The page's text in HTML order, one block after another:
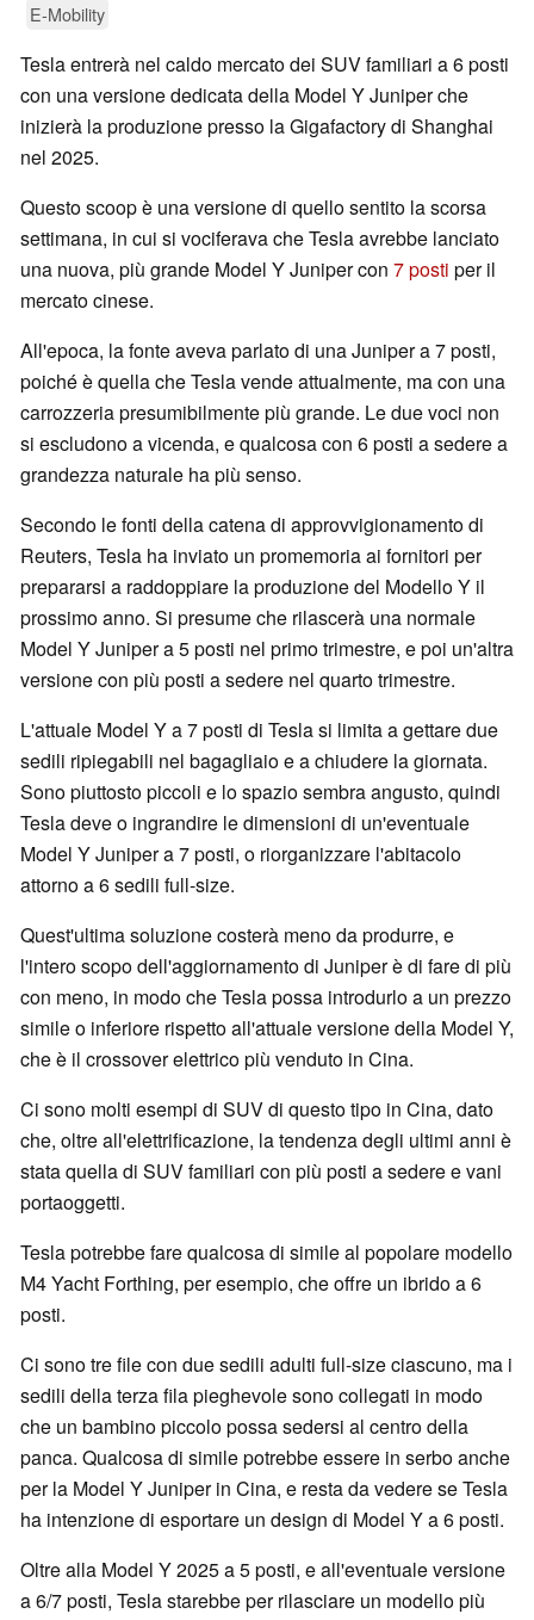
E-Mobility
Tesla entrerà nel caldo mercato dei SUV familiari a 6 posti
con una versione dedicata della Model Y Juniper che
inizierà la produzione presso la Gigafactory di Shanghai
nel 2025.
Questo scoop è una versione di quello sentito la scorsa
settimana, in cui si vociferava che Tesla avrebbe lanciato
una nuova, più grande Model Y Juniper con 7 posti per il
mercato cinese.
All'epoca, la fonte aveva parlato di una Juniper a 7 posti,
poiché è quella che Tesla vende attualmente, ma con una
carrozzeria presumibilmente più grande. Le due voci non
si escludono a vicenda, e qualcosa con 6 posti a sedere a
grandezza naturale ha più senso.
Secondo le fonti della catena di approvvigionamento di
Reuters, Tesla ha inviato un promemoria ai fornitori per
prepararsi a raddoppiare la produzione del Modello Y il
prossimo anno. Si presume che rilascerà una normale
Model Y Juniper a 5 posti nel primo trimestre, e poi un'altra
versione con più posti a sedere nel quarto trimestre.
L'attuale Model Y a 7 posti di Tesla si limita a gettare due
sedili ripiegabili nel bagagliaio e a chiudere la giornata.
Sono piuttosto piccoli e lo spazio sembra angusto, quindi
Tesla deve o ingrandire le dimensioni di un'eventuale
Model Y Juniper a 7 posti, o riorganizzare l'abitacolo
attorno a 6 sedili full-size.
Quest'ultima soluzione costerà meno da produrre, e
l'intero scopo dell'aggiornamento di Juniper è di fare di più
con meno, in modo che Tesla possa introdurlo a un prezzo
simile o inferiore rispetto all'attuale versione della Model Y,
che è il crossover elettrico più venduto in Cina.
Ci sono molti esempi di SUV di questo tipo in Cina, dato
che, oltre all'elettrificazione, la tendenza degli ultimi anni è
stata quella di SUV familiari con più posti a sedere e vani
portaoggetti.
Tesla potrebbe fare qualcosa di simile al popolare modello
M4 Yacht Forthing, per esempio, che offre un ibrido a 6
posti.
Ci sono tre file con due sedili adulti full-size ciascuno, ma i
sedili della terza fila pieghevole sono collegati in modo
che un bambino piccolo possa sedersi al centro della
panca. Qualcosa di simile potrebbe essere in serbo anche
per la Model Y Juniper in Cina, e resta da vedere se Tesla
ha intenzione di esportare un design di Model Y a 6 posti.
Oltre alla Model Y 2025 a 5 posti, e all'eventuale versione
a 6/7 posti, Tesla starebbe per rilasciare un modello più